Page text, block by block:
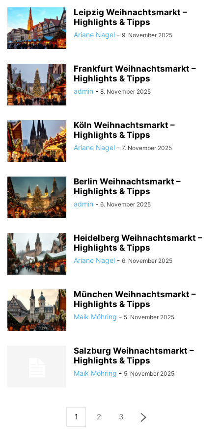
Leipzig Weihnachtsmarkt –
Highlights & Tipps
Ariane Nagel - 9. November 2025
Frankfurt Weihnachtsmarkt –
Highlights & Tipps
admin - 8. November 2025
Köln Weihnachtsmarkt –
Highlights & Tipps
Ariane Nagel - 7. November 2025
Berlin Weihnachtsmarkt –
Highlights & Tipps
admin - 6. November 2025
Heidelberg Weihnachtsmarkt –
Highlights & Tipps
Ariane Nagel - 6. November 2025
München Weihnachtsmarkt –
Highlights & Tipps
Maik Möhring - 5. November 2025
Salzburg Weihnachtsmarkt –
Highlights & Tipps
Maik Möhring - 5. November 2025
1 2 3